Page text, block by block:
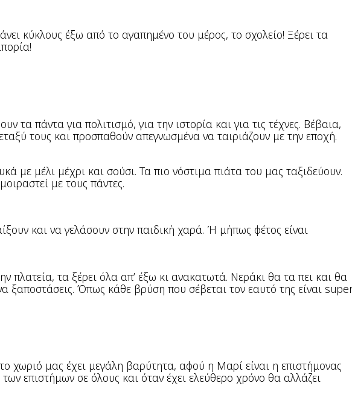
κύκλους έξω από το αγαπημένο του μέρος, το σχολείο! Ξέρει τα
τα πάντα για πολιτισμό, για την ιστορία και για τις τέχνες. Βέβαια,
τους και προσπαθούν απεγνωσμένα να ταιριάζουν με την εποχή.
με μέλι μέχρι και σούσι. Τα πιο νόστιμα πιάτα του μας ταξιδεύουν.
με τους πάντες.
και να γελάσουν στην παιδική χαρά. Ή μήπως φέτος είναι
πλατεία, τα ξέρει όλα απ’ έξω κι ανακατωτά. Νεράκι θα τα πει και θα
ξαποστάσεις. Όπως κάθε βρύση που σέβεται τον εαυτό της είναι
χωριό μας έχει μεγάλη βαρύτητα, αφού η Μαρί είναι η επιστήμονας
επιστήμων σε όλους και όταν έχει ελεύθερο χρόνο θα αλλάζει